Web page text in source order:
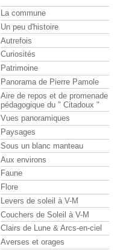
La commune
Un peu d'histoire
Autrefois
Curiosités
Patrimoine
Panorama de Pierre Pamole
Aire de repos et de promenade
pédagogique du " Citadoux "
Vues panoramiques
Paysages
Sous un blanc manteau
Aux environs
Faune
Flore
Levers de soleil à V-M
Couchers de Soleil à V-M
Clairs de Lune & Arcs-en-ciel
Averses et orages